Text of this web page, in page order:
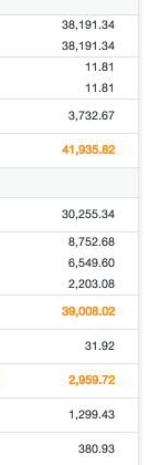
38,191.34
38,191.34
11.81
11.81
3,732.67
41,935.82
30,255.34
8,752.68
6,549.60
2,203.08
39,008.02
31.92
2,959.72
1,299.43
380.93